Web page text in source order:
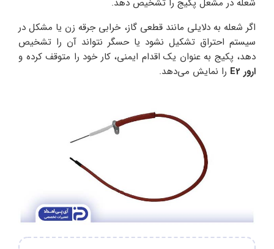
شعله در مشعل پکیج را تشخیص دهد.
اگر شعله به دلایلی مانند قطعی گاز، خرابی جرقه زن یا مشکل در
سیستم احتراق تشکیل نشود یا حسگر نتواند آن را تشخیص
دهد، پکیج به عنوان یک اقدام ایمنی، کار خود را متوقف کرده و
ارور E2
را نمایش می‌دهد.